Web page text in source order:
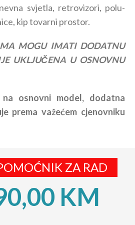
svjetla, retrovizori, polu-
kip tovarni prostor.
MOGU IMATI DODATNU
UKLJUČENA U OSNOVNU
osnovni model, dodatna
prema važećem cjenovniku
ZA RAD
KM